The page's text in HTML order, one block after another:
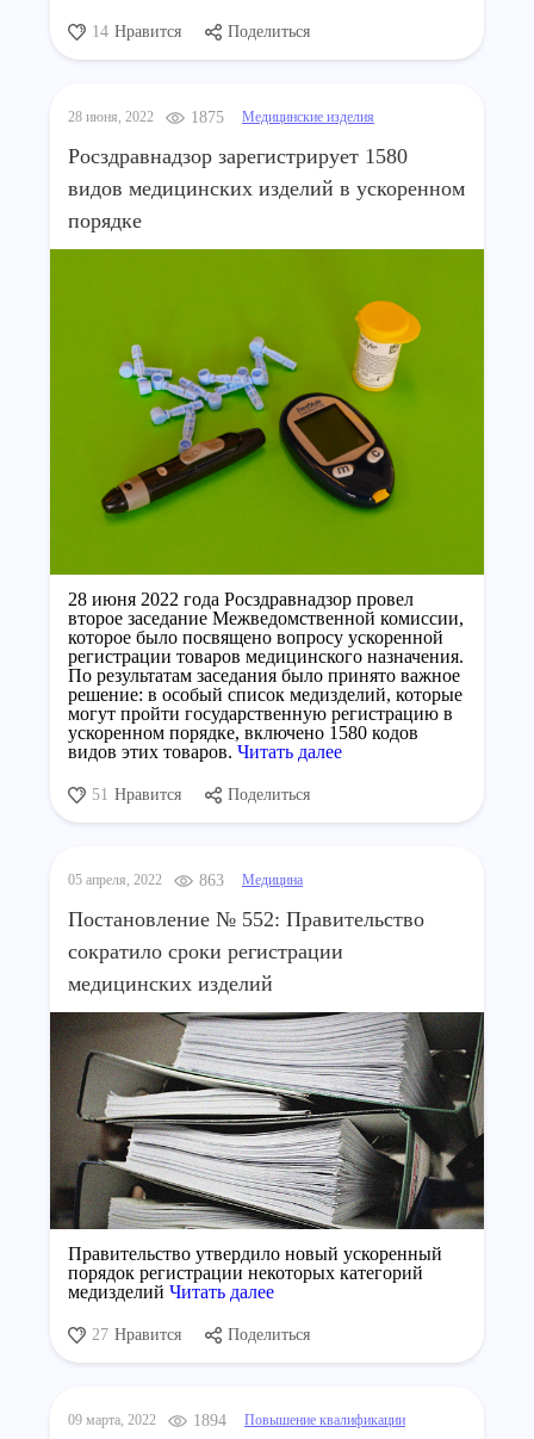
14 Нравится Поделиться
28 июня, 2022 1875 Медицинские изделия
Росздравнадзор зарегистрирует 1580
видов медицинских изделий в ускоренном
порядке
28 июня 2022 года Росздравнадзор провел
второе заседание Межведомственной комиссии,
которое было посвящено вопросу ускоренной
регистрации товаров медицинского назначения.
По результатам заседания было принято важное
решение: в особый список медизделий, которые
могут пройти государственную регистрацию в
ускоренном порядке, включено 1580 кодов
видов этих товаров. Читать далее
51 Нравится Поделиться
05 апреля, 2022 863 Медицина
Постановление № 552: Правительство
сократило сроки регистрации
медицинских изделий
Правительство утвердило новый ускоренный
порядок регистрации некоторых категорий
медизделий Читать далее
27 Нравится Поделиться
09 марта, 2022 1894 Повышение квалификации